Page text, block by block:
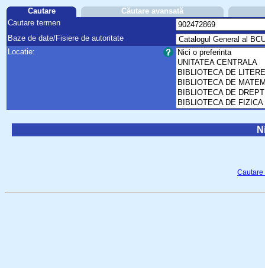
Cautare
Căutare avansată
Cautare termen
Baze de date/Fisiere de autoritate
Locatie:
Cautare